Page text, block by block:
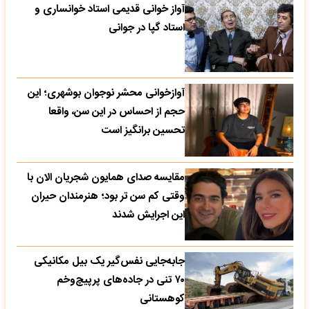
آواز خوانی قدیمی استاد خوانساری و
استاد گپا در جوانی
آوازخوانی محشر نوجوان بوشهری؛ این
حجم از احساس در این سن، واقعا
تحسین‌ برانگیز است
مقایسه صدای همایون شجریان الان با
وقتی کم سن تر بود؛ هنرمندان حیران
این اجرایش شدند
جابه‌جایی نفس‌گیر یک بیل مکانیکی
۷۰ تنی در جاده‌های پرپیچ‌وخم
کوهستانی